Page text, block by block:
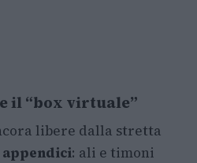
il “box virtuale”
libere dalla stretta
appendici: ali e timoni